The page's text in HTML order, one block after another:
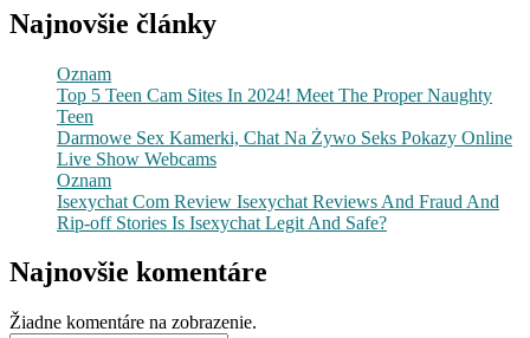
Najnovšie články
Oznam
Top 5 Teen Cam Sites In 2024! Meet The Proper Naughty
Teen
Darmowe Sex Kamerki, Chat Na Żywo Seks Pokazy Online
Live Show Webcams
Oznam
Isexychat Com Review Isexychat Reviews And Fraud And
Rip-off Stories Is Isexychat Legit And Safe?
Najnovšie komentáre
Žiadne komentáre na zobrazenie.